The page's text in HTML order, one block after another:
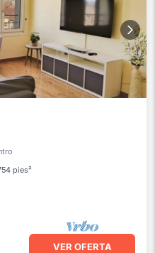
pies²
Internet
VER OFERTA